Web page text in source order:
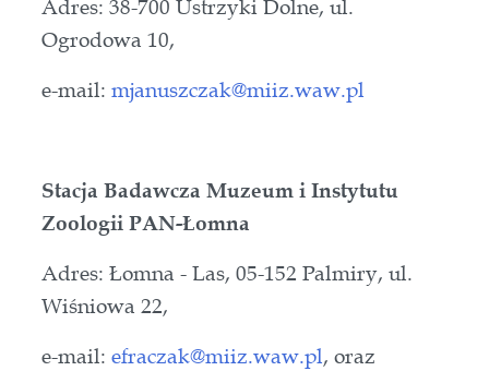
Adres: 38-700 Ustrzyki Dolne, ul.
Ogrodowa 10,
e-mail: mjanuszczak@miiz.waw.pl
Stacja Badawcza Muzeum i Instytutu
Zoologii PAN-Łomna
Adres: Łomna - Las, 05-152 Palmiry, ul.
Wiśniowa 22,
e-mail: efraczak@miiz.waw.pl, oraz